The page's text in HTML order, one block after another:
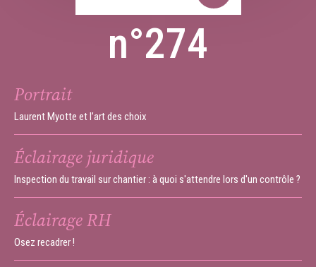
n°274
Portrait
Laurent Myotte et l’art des choix
Éclairage juridique
Inspection du travail sur chantier : à quoi s'attendre lors d'un contrôle ?
Éclairage RH
Osez recadrer !